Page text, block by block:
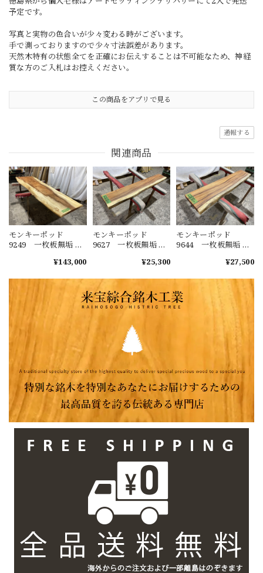
予定です。
写真と実物の色合いが少々変わる時がございます。
手で測っておりますので少々寸法誤差があります。
天然木特有の状態全てを正確にお伝えすることは不可能なため、神経
質な方のご入札はお控えください。
この商品をアプリで見る
通報する
関連商品
モンキーポッド
9249 一枚板無垢 乾
ｘ43mm 天板のみ
ーテーブル ダイニ
ングテーブル
¥143,000
モンキーポッド
9627 一枚板無垢 乾
ｘ40mm カウンタ
ル ダイニングテー
ブル
¥25,300
モンキーポッド
9644 一枚板無垢 乾
ｘ50mm カウンタ
ブル
¥27,500